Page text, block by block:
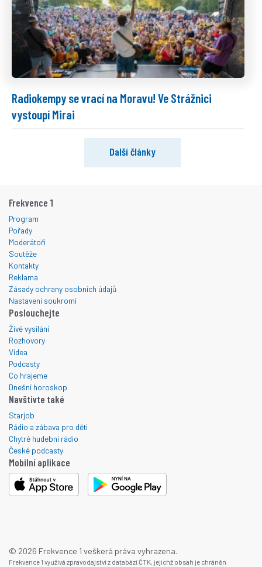
Radiokempy se vrací na Moravu! Ve Strážnici
vystoupí Mirai
Další články
Frekvence 1
Program
Pořady
Moderátoři
Soutěže
Kontakty
Reklama
Zásady ochrany osobních údajů
Nastavení soukromí
Poslouchejte
Živé vysílání
Rozhovory
Videa
Podcasty
Co hrajeme
Dnešní horoskop
Navštivte také
Starjob
Rádio a zábava pro děti
Chytré hudební rádio
České podcasty
Mobilní aplikace
© 2026 Frekvence 1 veškerá práva vyhrazena.
Frekvence 1 využívá zpravodajství z databází ČTK, jejichž obsah je chráněn